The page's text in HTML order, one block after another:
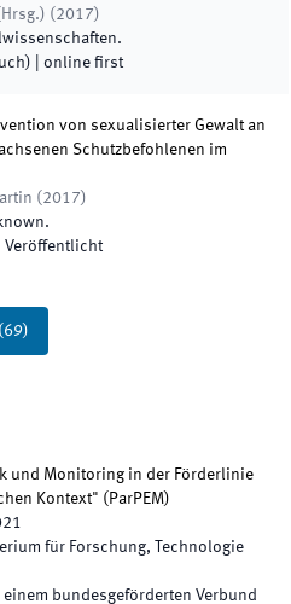
Hrsg.) ( 2017)
.
online first
von sexualisierter Gewalt an
Schutzbefohlenen im
( 2017)
.
Veröffentlicht
(69)
und Monitoring in der Förderlinie
Kontext" ( ParPEM)
für Forschung, Technologie
einem bundesgeförderten Verbund